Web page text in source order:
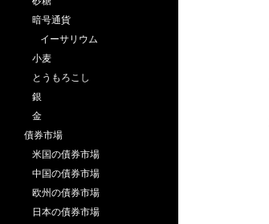
暗号通貨
イーサリウム
小麦
とうもろこし
銀
金
債券市場
米国の債券市場
中国の債券市場
欧州の債券市場
日本の債券市場